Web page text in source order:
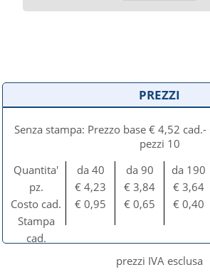
PREZZI
Senza stampa: Prezzo base € 4,52
pezzi 10
Quantita'
pz.
Costo cad.
Stampa
cad.
da 40
€ 4,23
€ 0,95
da 90
€ 3,84
€ 0,65
da 190
€ 3,64
€ 0,40
prezzi IVA esclusa